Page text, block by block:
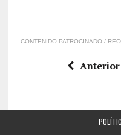
CONTENIDO PATROCINADO /
Anterior